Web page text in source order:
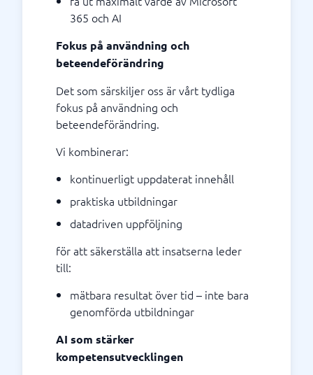
365 och AI
Fokus på användning och
beteendeförändring
Det som särskiljer oss är vårt tydliga
fokus på användning och
beteendeförändring.
Vi kombinerar:
kontinuerligt uppdaterat innehåll
praktiska utbildningar
datadriven uppföljning
för att säkerställa att insatserna leder
till:
mätbara resultat över tid – inte bara
genomförda utbildningar
AI som stärker
kompetensutvecklingen